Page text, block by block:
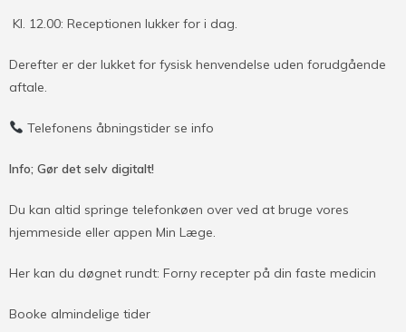
Kl. 12.00: Receptionen lukker for i dag.
Derefter er der lukket for fysisk henvendelse uden forudgående
aftale.
Telefonens åbningstider se info
Info; Gør det selv digitalt!
Du kan altid springe telefonkøen over ved at bruge vores
hjemmeside eller appen Min Læge.
Her kan du døgnet rundt: Forny recepter på din faste medicin
Booke almindelige tider